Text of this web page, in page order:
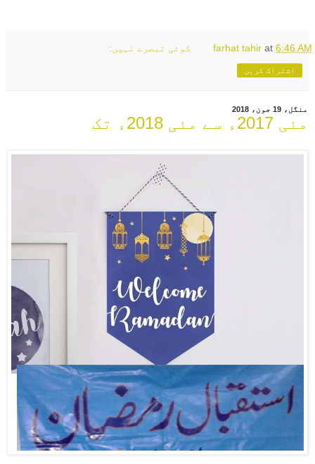
farhat tahir at6:46 AM کوئی تبصرے نہیں:
اشتراک کریں
منگل، 19 جون، 2018
مئی 2017ء سے مئی 2018ء تک